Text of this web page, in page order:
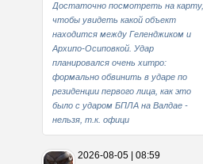
Достаточно посмотреть на карту,
чтобы увидеть какой объект
находится между Геленджиком и
Архипо-Осиповкой. Удар
планировался очень хитро:
формально обвинить в ударе по
резиденции первого лица, как это
было с ударом БПЛА на Валдае -
нельзя, т.к. офици
2026-08-05 | 08:59